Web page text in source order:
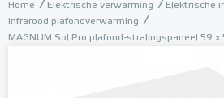
Home Elektrische verwarming
Elektrische
Infrarood plafondverwarming
MAGNUM Sol Pro plafond-stralingspaneel 59